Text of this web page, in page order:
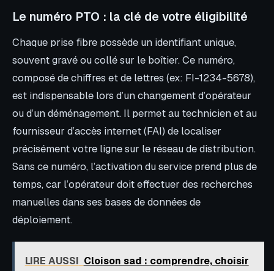
Le numéro PTO : la clé de votre éligibilité
Chaque prise fibre possède un identifiant unique,
souvent gravé ou collé sur le boîtier. Ce numéro,
composé de chiffres et de lettres (ex: FI-1234-5678),
est indispensable lors d’un changement d’opérateur
ou d’un déménagement. Il permet au technicien et au
fournisseur d’accès internet (FAI) de localiser
précisément votre ligne sur le réseau de distribution.
Sans ce numéro, l’activation du service prend plus de
temps, car l’opérateur doit effectuer des recherches
manuelles dans ses bases de données de
déploiement.
LIRE AUSSI Cloison sad : comprendre, choisir